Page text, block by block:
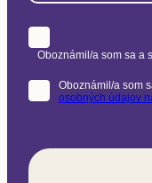
Oboznámil/a som sa a
Oboznámil/a som
osobných údajov